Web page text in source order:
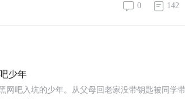
0 142
少年
吧入坑的少年。从父母回老家没带钥匙被同学